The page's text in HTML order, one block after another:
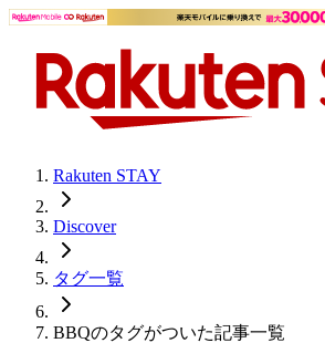
Rakuten STAY
Discover
タグ一覧
BBQのタグがついた記事一覧